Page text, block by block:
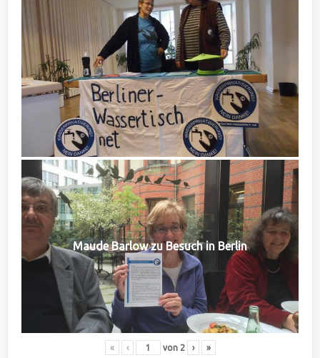
Maude Barlow zu Besuch in Berlin
« ‹ von 2 › »